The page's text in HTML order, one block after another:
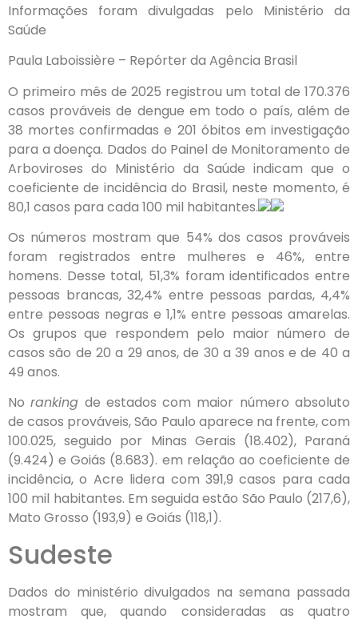
Informações foram divulgadas pelo Ministério da
Saúde
Paula Laboissière – Repórter da Agência Brasil
O primeiro mês de 2025 registrou um total de 170.376
casos prováveis de dengue em todo o país, além de
38 mortes confirmadas e 201 óbitos em investigação
para a doença. Dados do Painel de Monitoramento de
Arboviroses do Ministério da Saúde indicam que o
coeficiente de incidência do Brasil, neste momento, é
80,1 casos para cada 100 mil habitantes.
Os números mostram que 54% dos casos prováveis
foram registrados entre mulheres e 46%, entre
homens. Desse total, 51,3% foram identificados entre
pessoas brancas, 32,4% entre pessoas pardas, 4,4%
entre pessoas negras e 1,1% entre pessoas amarelas.
Os grupos que respondem pelo maior número de
casos são de 20 a 29 anos, de 30 a 39 anos e de 40 a
49 anos.
Noranking de estados com maior número absoluto
de casos prováveis, São Paulo aparece na frente, com
100.025, seguido por Minas Gerais (18.402), Paraná
(9.424) e Goiás (8.683). em relação ao coeficiente de
incidência, o Acre lidera com 391,9 casos para cada
100 mil habitantes. Em seguida estão São Paulo (217,6),
Mato Grosso (193,9) e Goiás (118,1).
Sudeste
Dados do ministério divulgados na semana passada
mostram que, quando consideradas as quatro